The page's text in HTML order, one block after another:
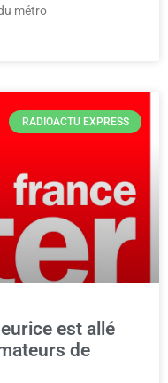
métro
RADIOACTU EXPRESS
est allé
de